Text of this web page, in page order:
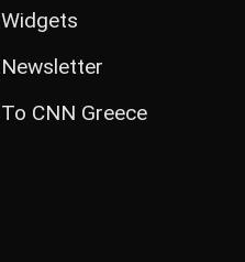
Widgets
Newsletter
Το CNN Greece